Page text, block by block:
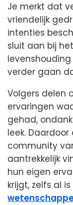
Je merkt dat
vriendelijk
intenties
sluit aan bij
verder gaan
Volgers delen
ervaringen
gehad,
leek.
community
aantrekkelijk
hun eigen
krijgt, zelfs al